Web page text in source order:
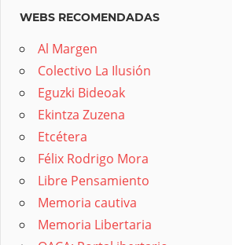
WEBS RECOMENDADAS
Al Margen
Colectivo La Ilusión
Eguzki Bideoak
Ekintza Zuzena
Etcétera
Félix Rodrigo Mora
Libre Pensamiento
Memoria cautiva
Memoria Libertaria